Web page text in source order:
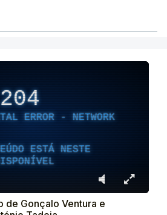
204
ERROR - NETWORK
ESTÁ NESTE
de Gonçalo Ventura e